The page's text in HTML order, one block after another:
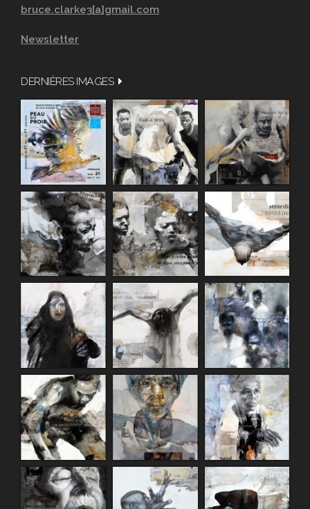
bruce.clarke3[a]gmail.com
Newsletter
DERNIÈRES IMAGES